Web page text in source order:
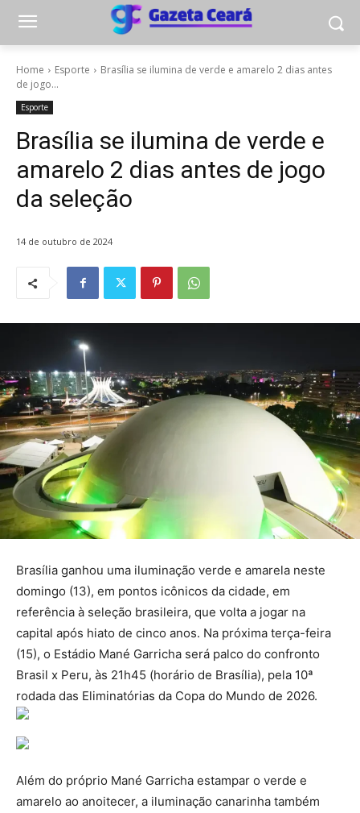
Home Esporte
Brasília se ilumina de verde e amarelo 2 dias antes
de jogo...
Esporte
Brasília se ilumina de verde e
amarelo 2 dias antes de jogo
da seleção
14 de outubro de 2024
Brasília ganhou uma iluminação verde e amarela neste
domingo (13), em pontos icônicos da cidade, em
referência à seleção brasileira, que volta a jogar na
capital após hiato de cinco anos. Na próxima terça-feira
(15), o Estádio Mané Garricha será palco do confronto
Brasil x Peru, às 21h45 (horário de Brasília), pela 10ª
rodada das Eliminatórias da Copa do Mundo de 2026.
Além do próprio Mané Garricha estampar o verde e
amarelo ao anoitecer, a iluminação canarinha também